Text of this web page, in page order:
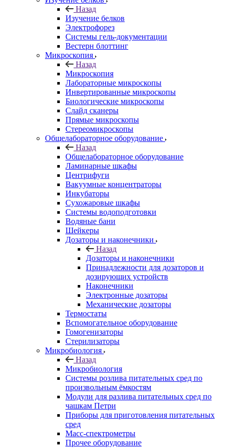
Назад
Изучение белков
Электрофорез
Системы гель-документации
Вестерн блоттинг
Микроскопия
Назад
Микроскопия
Лабораторные микроскопы
Инвертированные микроскопы
Биологические микроскопы
Слайд сканеры
Прямые микроскопы
Стереомикроскопы
Общелабораторное оборудование
Назад
Общелабораторное оборудование
Ламинарные шкафы
Центрифуги
Вакуумные концентраторы
Инкубаторы
Сухожаровые шкафы
Системы водоподготовки
Водяные бани
Шейкеры
Дозаторы и наконечники
Назад
Дозаторы и наконечники
Принадлежности для дозаторов и
дозирующих устройств
Наконечники
Электронные дозаторы
Механические дозаторы
Термостаты
Вспомогательное оборудование
Гомогенизаторы
Стерилизаторы
Микробиология
Назад
Микробиология
Системы розлива питательных сред по
произвольным ёмкостям
Модули для разлива питательных сред по
чашкам Петри
Приборы для приготовления питательных
сред
Масс-спектрометры
Прочее оборудование